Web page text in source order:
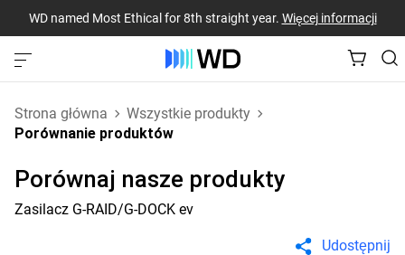
WD named Most Ethical for 8th straight year. Więcej informacji
Strona główna
Wszystkie produkty
Porównanie produktów
Porównaj nasze produkty
Zasilacz G-RAID/G-DOCK ev
Udostępnij